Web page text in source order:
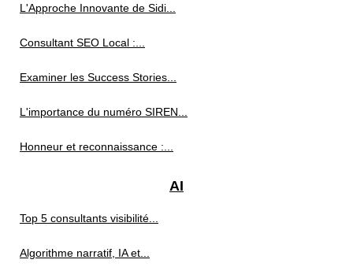
L'Approche Innovante de Sidi...
Consultant SEO Local :...
Examiner les Success Stories...
L'importance du numéro SIREN...
Honneur et reconnaissance :...
AI
Top 5 consultants visibilité...
Algorithme narratif, IA et...